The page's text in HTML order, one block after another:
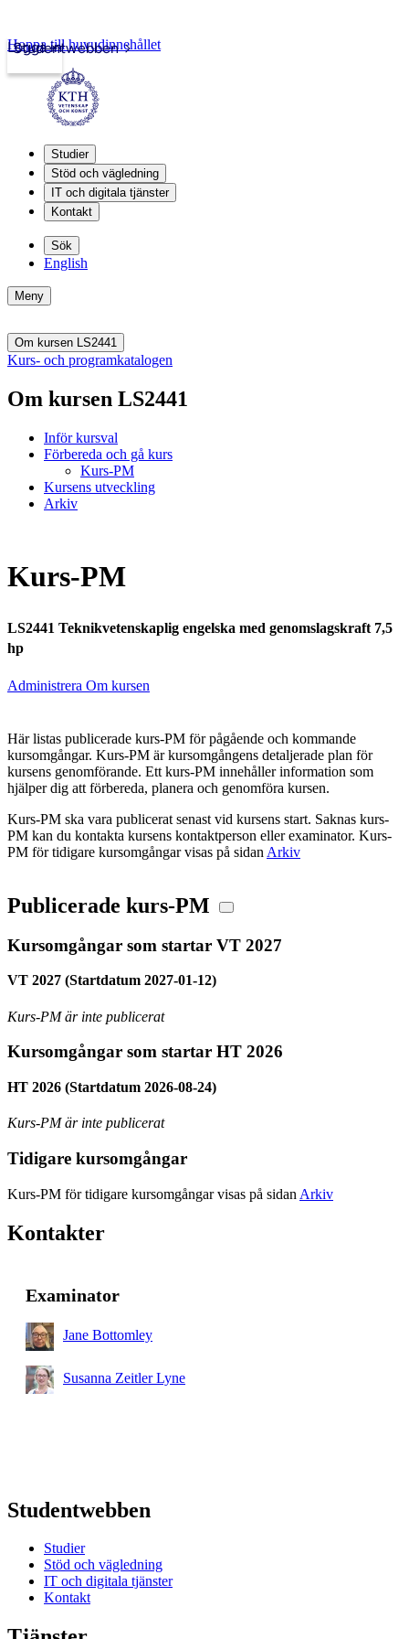
Studentwebben
Logga in
Hoppa till huvudinnehållet
Studier
Stöd och vägledning
IT och digitala tjänster
Kontakt
Sök
English
Meny
Om kursen LS2441
Kurs- och programkatalogen
Om kursen LS2441
Inför kursval
Förbereda och gå kurs
Kurs-PM
Kursens utveckling
Arkiv
Kurs-PM
LS2441 Teknikvetenskaplig engelska med genomslagskraft 7,5
hp
Administrera Om kursen
Här listas publicerade kurs-PM för pågående och kommande
kursomgångar. Kurs-PM är kursomgångens detaljerade plan för
kursens genomförande. Ett kurs-PM innehåller information som
hjälper dig att förbereda, planera och genomföra kursen.
Kurs-PM ska vara publicerat senast vid kursens start. Saknas kurs-
PM kan du kontakta kursens kontaktperson eller examinator. Kurs-
PM för tidigare kursomgångar visas på sidan Arkiv
Publicerade kurs-PM
Kursomgångar som startar VT 2027
VT 2027 (Startdatum 2027-01-12)
Kurs-PM är inte publicerat
Kursomgångar som startar HT 2026
HT 2026 (Startdatum 2026-08-24)
Kurs-PM är inte publicerat
Tidigare kursomgångar
Kurs-PM för tidigare kursomgångar visas på sidan Arkiv
Kontakter
Examinator
Jane Bottomley
Susanna Zeitler Lyne
Studentwebben
Studier
Stöd och vägledning
IT och digitala tjänster
Kontakt